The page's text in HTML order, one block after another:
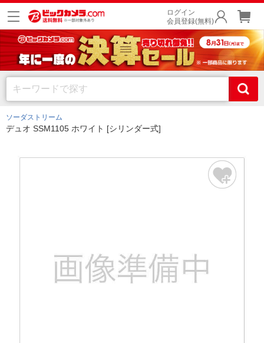
ログイン
会員登録(無料)
ソーダストリーム
デュオ SSM1105 ホワイト [シリンダー式]